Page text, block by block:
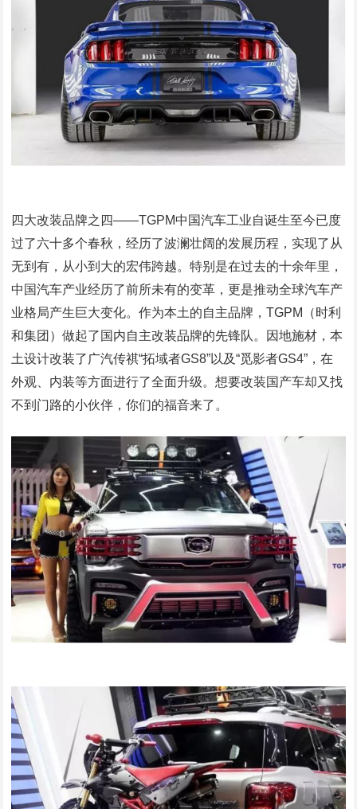
四大改装品牌之四——TGPM中国汽车工业自诞生至今已度
过了六十多个春秋，经历了波澜壮阔的发展历程，实现了从
无到有，从小到大的宏伟跨越。特别是在过去的十余年里，
中国汽车产业经历了前所未有的变革，更是推动全球汽车产
业格局产生巨大变化。作为本土的自主品牌，TGPM（时利
和集团）做起了国内自主改装品牌的先锋队。因地施材，本
土设计改装了广汽传祺“拓域者GS8”以及“觅影者GS4”，在
外观、内装等方面进行了全面升级。想要改装国产车却又找
不到门路的小伙伴，你们的福音来了。